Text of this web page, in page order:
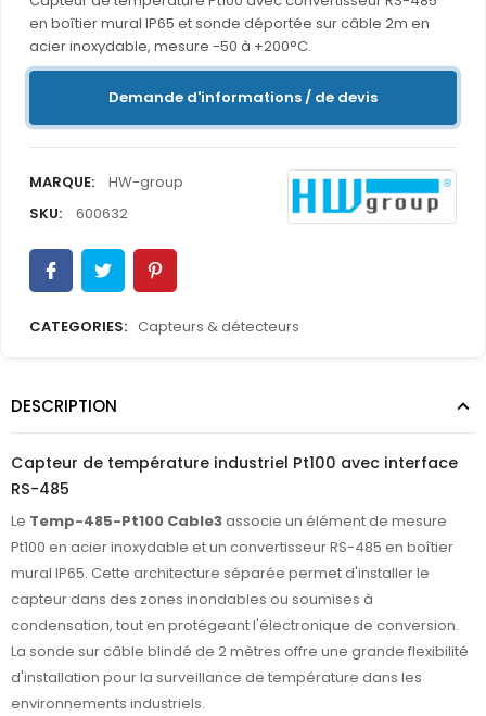
en boîtier mural IP65 et sonde déportée sur câble 2m en
acier inoxydable, mesure -50 à +200°C.
Demande d'informations / de devis
MARQUE:
HW-group
SKU:
600632
CATEGORIES: Capteurs & détecteurs
DESCRIPTION
Capteur de température industriel Pt100 avec interface
RS-485
Le Temp-485-Pt100 Cable3associe un élément de mesure
Pt100 en acier inoxydable et un convertisseur RS-485 en boîtier
mural IP65. Cette architecture séparée permet d'installer le
capteur dans des zones inondables ou soumises à
condensation, tout en protégeant l'électronique de conversion.
La sonde sur câble blindé de 2 mètres offre une grande flexibilité
d'installation pour la surveillance de température dans les
environnements industriels.